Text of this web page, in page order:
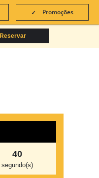
Promoções
Reservar
39
segundo(s)